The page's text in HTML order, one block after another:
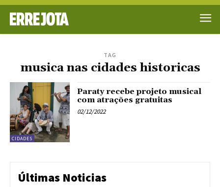
TAG
musica nas cidades historicas
CIDADES
Paraty recebe projeto musical
com atrações gratuitas
02/12/2022
Últimas Noticias